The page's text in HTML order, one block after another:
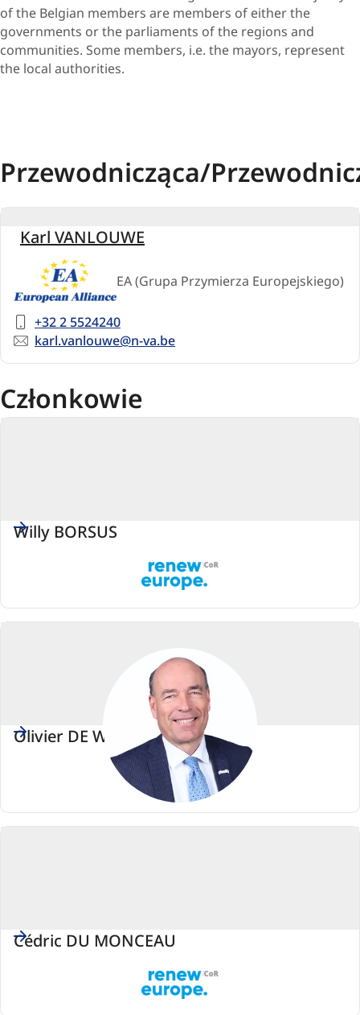
of the Belgian members are members of either the
governments or the parliaments of the regions and
communities. Some members, i.e. the mayors, represent
the local authorities.
Przewodnicząca/
Belgia
Karl VANLOUWE
EA (Grupa Przymierza Europejskiego)
Telephone
number
+32 2 5524240
Email
karl.vanlouwe@n-va.be
Członkowie
Willy BORSUS
Olivier DE WASSEIGE
Renew
Europe
Cédric DU MONCEAU